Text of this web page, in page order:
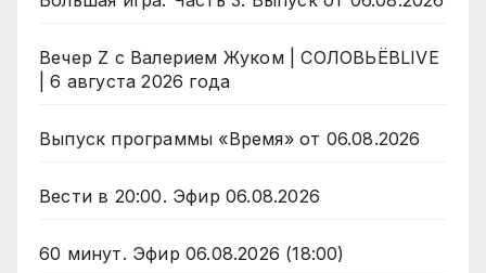
Вечер Z с Валерием Жуком | СОЛОВЬЁВLIVE
| 6 августа 2026 года
Выпуск программы «Время» от 06.08.2026
Вести в 20:00. Эфир 06.08.2026
60 минут. Эфир 06.08.2026 (18:00)